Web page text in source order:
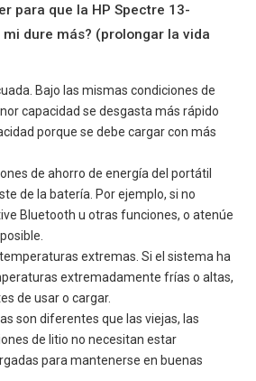
para que la HP Spectre 13-
mi dure más? (prolongar la vida
Bajo las mismas condiciones de
capacidad se desgasta más rápido
porque se debe cargar con más
de ahorro de energía del portátil
de la batería. Por ejemplo, si no
Bluetooth u otras funciones, o atenúe
extremas. Si el sistema ha
extremadamente frías o altas,
de usar o cargar.
son diferentes que las viejas, las
de litio no necesitan estar
para mantenerse en buenas